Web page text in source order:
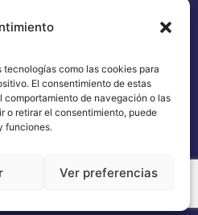
como las cookies para
El consentimiento de estas
de navegación o las
o retirar el consentimiento, puede
funciones.
Ver preferencias